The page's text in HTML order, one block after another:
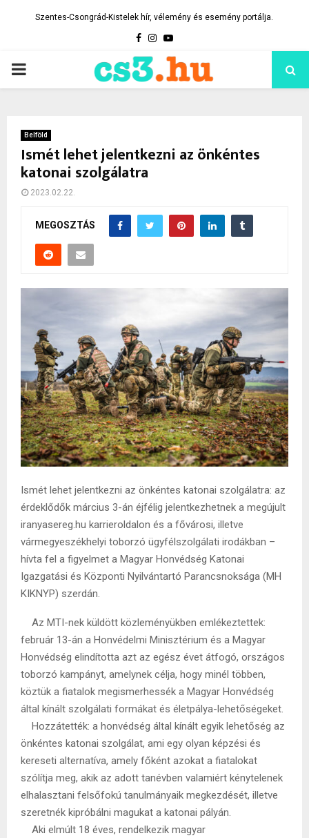
Szentes-Csongrád-Kistelek hír, vélemény és esemény portálja.
Facebook
Instagram
Youtube
PRIMARY
Belföld
Ismét lehet jelentkezni az önkéntes
katonai szolgálatra
2023.02.22.
MEGOSZTÁS
Ismét lehet jelentkezni az önkéntes katonai szolgálatra: az
érdeklődők március 3-án éjfélig jelentkezhetnek a megújult
iranyasereg.hu karrieroldalon és a fővárosi, illetve
vármegyeszékhelyi toborzó ügyfélszolgálati irodákban –
hívta fel a figyelmet a Magyar Honvédség Katonai
Igazgatási és Központi Nyilvántartó Parancsnoksága (MH
KIKNYP) szerdán.
Az MTI-nek küldött közleményükben emlékeztettek:
február 13-án a Honvédelmi Minisztérium és a Magyar
Honvédség elindította azt az egész évet átfogó, országos
toborzó kampányt, amelynek célja, hogy minél többen,
köztük a fiatalok megismerhessék a Magyar Honvédség
által kínált szolgálati formákat és életpálya-lehetőségeket.
Hozzátették: a honvédség által kínált egyik lehetőség az
önkéntes katonai szolgálat, ami egy olyan képzési és
kereseti alternatíva, amely főként azokat a fiatalokat
szólítja meg, akik az adott tanévben valamiért kénytelenek
elhalasztani felsőfokú tanulmányaik megkezdését, illetve
szeretnék kipróbálni magukat a katonai pályán.
Aki elmúlt 18 éves, rendelkezik magyar